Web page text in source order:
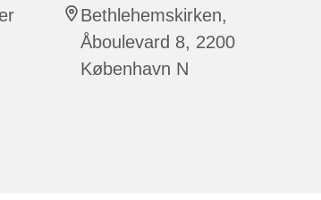
Bethlehemskirken,
Åboulevard 8, 2200
København N